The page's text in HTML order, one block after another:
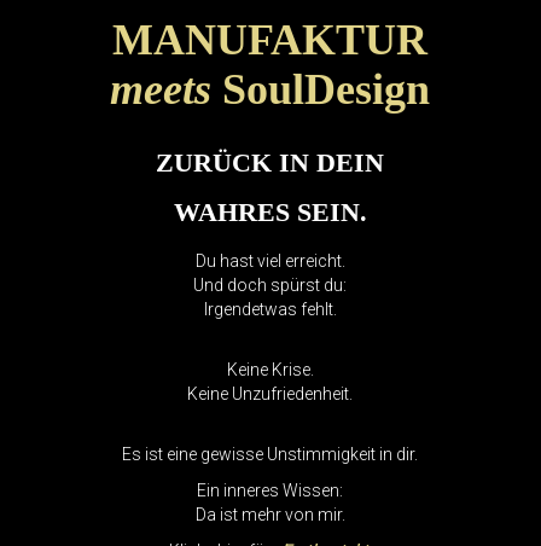
MANUFAKTUR
meets SoulDesign
ZURÜCK IN DEIN
WAHRES SEIN.
Du hast viel erreicht.
Und doch spürst du:
Irgendetwas fehlt.
Keine Krise.
Keine Unzufriedenheit.
Es ist eine gewisse Unstimmigkeit in dir.
Ein inneres Wissen:
Da ist mehr von mir.